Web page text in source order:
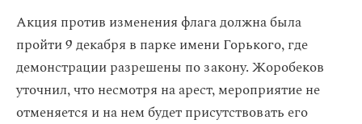
Акция против изменения флага должна была
пройти 9 декабря в парке имени Горького, где
демонстрации разрешены по закону. Жоробеков
уточнил, что несмотря на арест, мероприятие не
отменяется и на нем будет присутствовать его